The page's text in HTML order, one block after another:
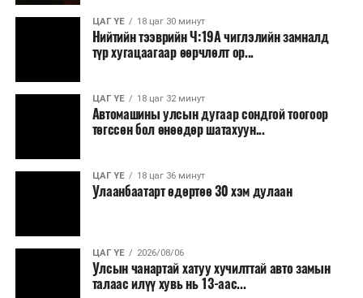
хамрагдахгүй бөгөөд цэцэрлэг, сургуулийн хүүхдийн
эрт илрүүлэг, вакцинжуулалт, томуу, томуу төст
өвчний эсрэг арга хэмжээ зэрэг зайлшгүй
үргэлжилнэ гэж Ерөнхий сайд Н.Учрал онцоллоо.
Мөн бүх шатны төсвийн ерөнхийлөн захирагч нарт
салбар бүрдээ урсгал зардлыг 20 хувиар бууруулах,
нөхөн томилгоо хийхгүй байх, аялал, амралт, зугаалга,
хамт олны урлаг, спортын арга хэмжээг зохион
байгуулахгүй байх, төрийн албанд шинэ орон тоо бий
сургалтыг цахим хэлбэрт шилжүүлэх, төрийн албан
хаагчдыг зарим өдрүүдэд цахимаар ажиллуулах арга
хэмжээг үргэлжлүүлэхийг үүрэг болголоо.
ЦАГ ҮЕ 18 цаг 30 минут
Нийтийн тээврийн Ч:19А чиглэлийн замналд
түр хугацаагаар өөрчлөлт ор...
ЦАГ ҮЕ 18 цаг 32 минут
Автомашины улсын дугаар сондгой тоогоор
төгссөн бол өнөөдөр шатахуун...
ЦАГ ҮЕ 18 цаг 36 минут
Улаанбаатарт өдөртөө 30 хэм дулаан
ЦАГ ҮЕ 2026/08/06
Улсын чанартай хатуу хучилттай авто замын
талаас илүү хувь нь 13-аас...